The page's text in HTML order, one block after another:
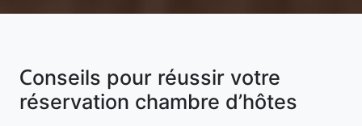
Conseils pour réussir votre
réservation chambre d’hôtes